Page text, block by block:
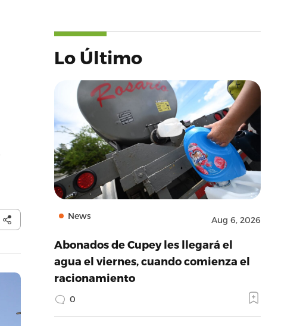
Lo Último
News Aug 6, 2026
Abonados de Cupey les llegará el
agua el viernes, cuando comienza el
racionamiento
0